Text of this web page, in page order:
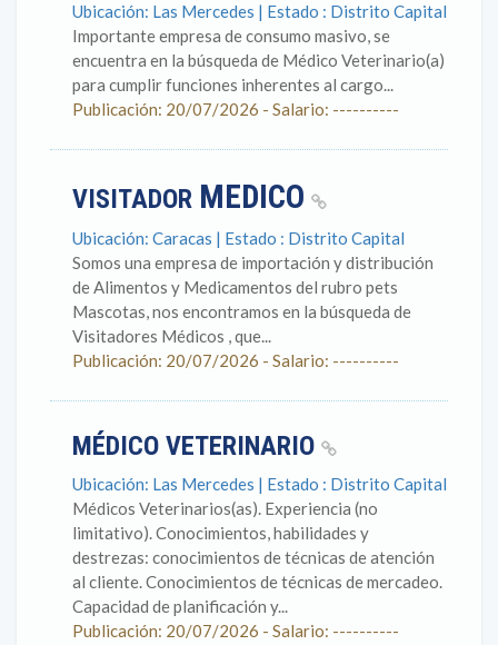
Ubicación: Las Mercedes | Estado : Distrito Capital
Importante empresa de consumo masivo, se
encuentra en la búsqueda de Médico Veterinario(a)
para cumplir funciones inherentes al cargo...
Publicación: 20/07/2026 - Salario: ----------
VISITADOR MEDICO
Ubicación: Caracas | Estado : Distrito Capital
Somos una empresa de importación y distribución
de Alimentos y Medicamentos del rubro pets
Mascotas, nos encontramos en la búsqueda de
Visitadores Médicos , que...
Publicación: 20/07/2026 - Salario: ----------
MÉDICO VETERINARIO
Ubicación: Las Mercedes | Estado : Distrito Capital
Médicos Veterinarios(as). Experiencia (no
limitativo). Conocimientos, habilidades y
destrezas: conocimientos de técnicas de atención
al cliente. Conocimientos de técnicas de mercadeo.
Capacidad de planificación y...
Publicación: 20/07/2026 - Salario: ----------